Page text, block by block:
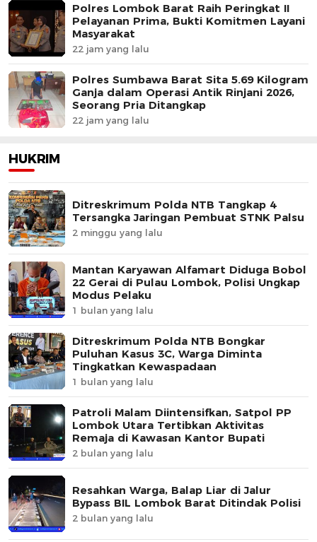
Polres Lombok Barat Raih Peringkat II
Pelayanan Prima, Bukti Komitmen Layani
Masyarakat
22 jam yang lalu
Polres Sumbawa Barat Sita 5.69 Kilogram
Ganja dalam Operasi Antik Rinjani 2026,
Seorang Pria Ditangkap
22 jam yang lalu
HUKRIM
Ditreskrimum Polda NTB Tangkap 4
Tersangka Jaringan Pembuat STNK Palsu
2 minggu yang lalu
Mantan Karyawan Alfamart Diduga Bobol
22 Gerai di Pulau Lombok, Polisi Ungkap
Modus Pelaku
1 bulan yang lalu
Ditreskrimum Polda NTB Bongkar
Puluhan Kasus 3C, Warga Diminta
Tingkatkan Kewaspadaan
1 bulan yang lalu
Patroli Malam Diintensifkan, Satpol PP
Lombok Utara Tertibkan Aktivitas
Remaja di Kawasan Kantor Bupati
2 bulan yang lalu
Resahkan Warga, Balap Liar di Jalur
Bypass BIL Lombok Barat Ditindak Polisi
2 bulan yang lalu